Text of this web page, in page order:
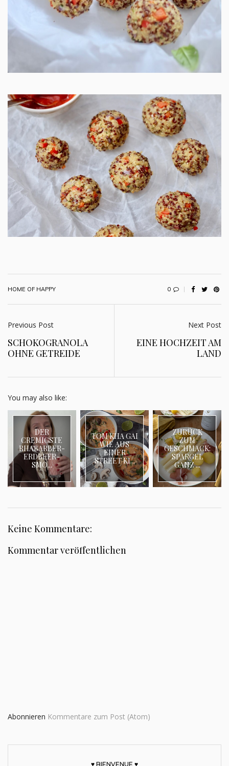
HOME OF HAPPY 0
Previous Post
SCHOKOGRANOLA
OHNE GETREIDE
Next Post
EINE HOCHZEIT AM
LAND
You may also like:
DER
CREMIGSTE
RHABARBER-
ERDBEER-
SMO...
TOM KHA GAI
WIE AUS
EINER
STREET KI...
ZURÜCK
ZUM
GESCHMACK:
SPARGEL
GANZ ...
Keine Kommentare:
Kommentar veröffentlichen
Abonnieren Kommentare zum Post (Atom)
♥ BIENVENUE ♥